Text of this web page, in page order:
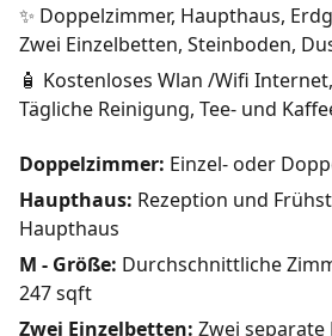
✨ Doppelzimmer, Haupthaus,
Zwei Einzelbetten, Steinboden,
🧴 Kostenloses Wlan /Wifi
Tägliche Reinigung, Tee- und
Doppelzimmer: Einzel- oder
Haupthaus: Rezeption und
Haupthaus
M - Größe: Durchschnittliche
247 sqft
Zwei Einzelbetten: Zwei